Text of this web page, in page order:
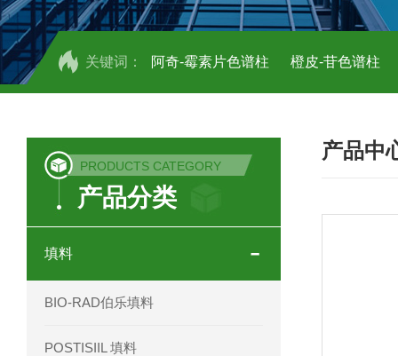
关键词： 阿奇-霉素片色谱柱 橙皮-苷色谱柱
COSMOSIL 1.8PBr五溴苯基色谱柱
菟丝子 柠檬黄色谱柱
印度Force Scientific Rubitas色谱柱
PRODUCTS CATEGORY
产品分类
填料
BIO-RAD伯乐填料
POSTISIIL 填料
产品中